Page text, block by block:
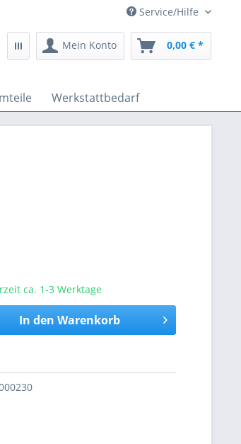
Service/Hilfe
Mein Konto 0,00 € *
Werkstattbedarf
ca. 1-3 Werktage
In den Warenkorb